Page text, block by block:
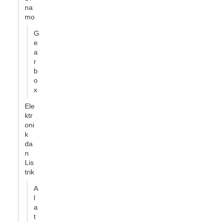
na
mo
G
e
a
r
b
o
x
Ele
ktr
oni
k
da
n
Lis
trik
A
l
a
t